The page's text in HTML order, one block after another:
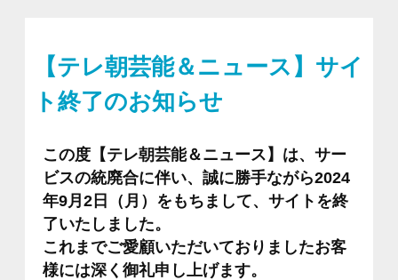
【テレ朝芸能＆ニュース】サイ
ト終了のお知らせ
この度【テレ朝芸能＆ニュース】は、サー
ビスの統廃合に伴い、誠に勝手ながら2024
年9月2日（月）をもちまして、サイトを終
了いたしました。
これまでご愛顧いただいておりましたお客
様には深く御礼申し上げます。